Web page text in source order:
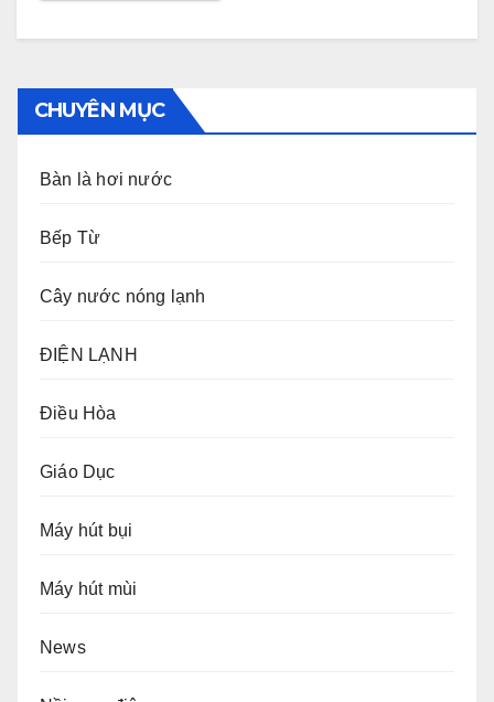
CHUYÊN MỤC
Bàn là hơi nước
Bếp Từ
Cây nước nóng lạnh
ĐIỆN LẠNH
Điều Hòa
Giáo Dục
Máy hút bụi
Máy hút mùi
News